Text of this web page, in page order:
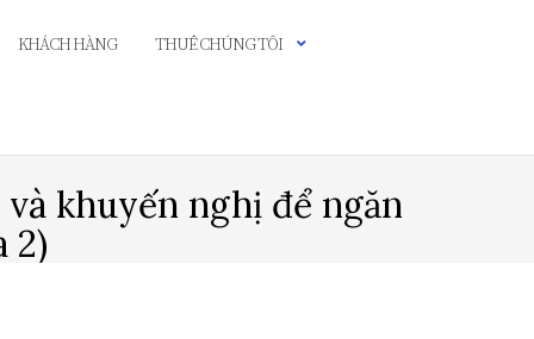
KHÁCH HÀNG THUÊ CHÚNG TÔI
khuyến nghị để ngăn
2)